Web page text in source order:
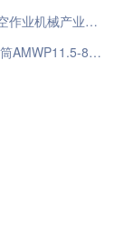
关于召开“拾阶而上 中国高空作业机械产业发展十年暨第十届国际高空作业平台租赁峰会”预通知
仓储超市专用！鼎力交流套筒AMWP11.5-8200AC来咯！